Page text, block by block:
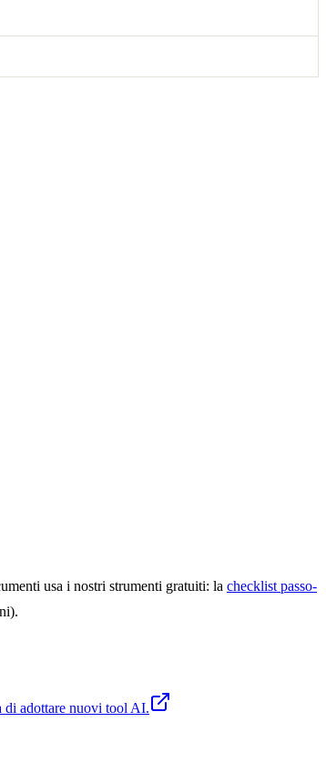
usa i nostri strumenti gratuiti: la checklist passo-
adottare nuovi tool AI.